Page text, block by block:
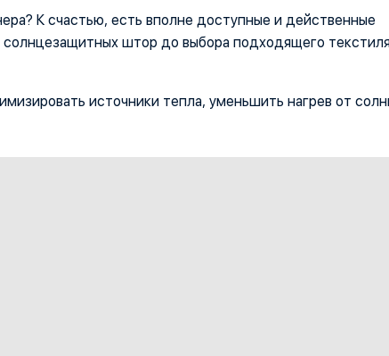
К счастью, есть вполне доступные и действенные
солнцезащитных штор до выбора подходящего
источники тепла, уменьшить нагрев от